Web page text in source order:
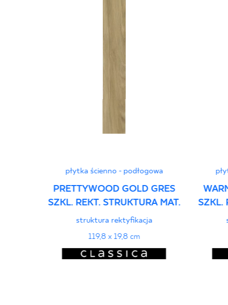
płytka ścienno - podłogowa
PRETTYWOOD GOLD GRES
SZKL. REKT. STRUKTURA MAT.
struktura rektyfikacja
119,8 x 19,8 cm
SZKL.